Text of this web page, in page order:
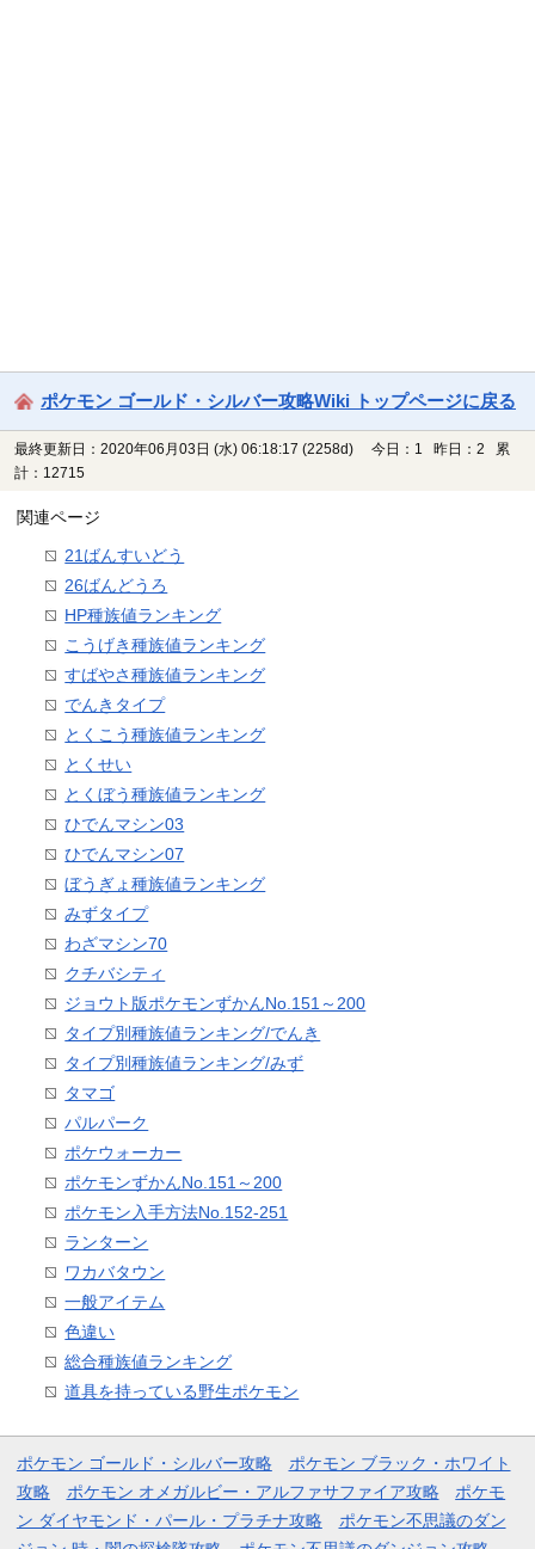
ポケモン ゴールド・シルバー攻略Wiki トップページに戻る
最終更新日：2020年06月03日 (水) 06:18:17 (2258d)
今日：1 昨日：2 累
計：12715
関連ページ
21ばんすいどう
26ばんどうろ
HP種族値ランキング
こうげき種族値ランキング
すばやさ種族値ランキング
でんきタイプ
とくこう種族値ランキング
とくせい
とくぼう種族値ランキング
ひでんマシン03
ひでんマシン07
ぼうぎょ種族値ランキング
みずタイプ
わざマシン70
クチバシティ
ジョウト版ポケモンずかんNo.151～200
タイプ別種族値ランキング/でんき
タイプ別種族値ランキング/みず
タマゴ
パルパーク
ポケウォーカー
ポケモンずかんNo.151～200
ポケモン入手方法No.152-251
ランターン
ワカバタウン
一般アイテム
色違い
総合種族値ランキング
道具を持っている野生ポケモン
ポケモン ゴールド・シルバー攻略
ポケモン ブラック・ホワイト
攻略
ポケモン オメガルビー・アルファサファイア攻略
ポケモ
ン ダイヤモンド・パール・プラチナ攻略
ポケモン不思議のダン